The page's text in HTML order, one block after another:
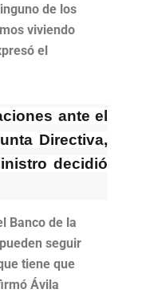
de los
viviendo
el
ante el
Directiva,
decidió
Banco de la
seguir
tiene que
Ávila